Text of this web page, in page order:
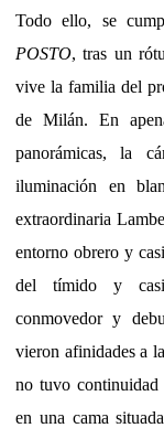
Todo ello, se
POSTO, tras un
vive la familia del
de Milán. En
panorámicas, la
iluminación en
extraordinaria
entorno obrero y
del tímido y casi
conmovedor y
vieron afinidades a
no tuvo continuidad
en una cama